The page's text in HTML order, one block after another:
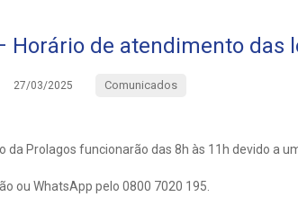
Horário de atendimento das
27/03/2025 Comunicados
Prolagos funcionarão das 8h às 11h devido a
ou WhatsApp pelo 0800 7020 195.